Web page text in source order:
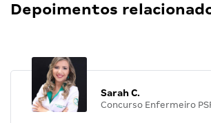
Depoimentos
Sarah C.
Concurso Enfermeiro